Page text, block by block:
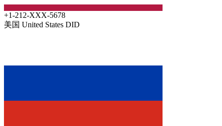
+1-212-XXX-5678
美国 United States DID